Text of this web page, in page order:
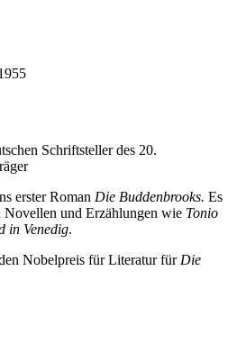
Schriftsteller des 20.
erster Roman Die Buddenbrooks. Es
Novellen und Erzählungen wie Tonio
in Venedig.
Nobelpreis für Literatur für Die